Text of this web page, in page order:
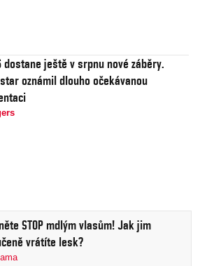
dostane ještě v srpnu nové záběry.
oznámil dlouho očekávanou
STOP mdlým vlasům! Jak jim
vrátíte lesk?